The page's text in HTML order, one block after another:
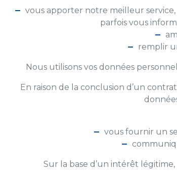
vous apporter notre meilleur
parfois vous
remplir
Nous utilisons vos données
En raison de la conclusion d’un
vous fournir un
Sur la base d’un intérêt